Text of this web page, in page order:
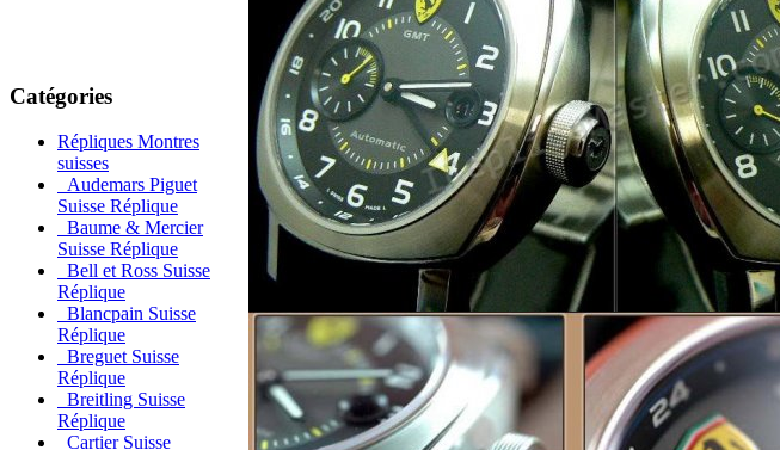
Catégories
Répliques Montres
suisses
Audemars Piguet
Suisse Réplique
Baume & Mercier
Suisse Réplique
Bell et Ross Suisse
Réplique
Blancpain Suisse
Réplique
Breguet Suisse
Réplique
Breitling Suisse
Réplique
Cartier Suisse